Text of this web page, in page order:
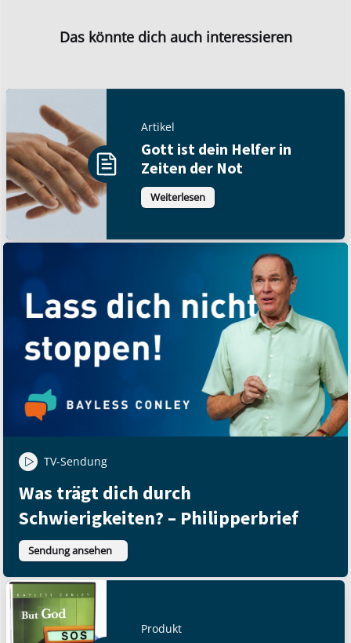
Das könnte dich auch interessieren
Artikel
Gott ist dein Helfer in
Zeiten der Not
Weiterlesen
TV-Sendung
Was trägt dich durch
Schwierigkeiten? – Philipperbrief
Sendung ansehen
Produkt